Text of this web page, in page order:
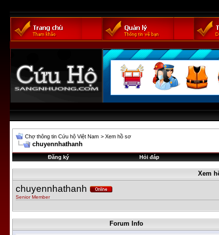
Chợ thông tin Cứu hộ Việt Nam > Xem hồ sơ
chuyennhathanh
Đăng ký Hỏi đáp
Xem
chuyennhathanh
Senior Member
Forum Info